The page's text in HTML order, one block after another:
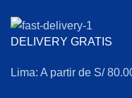
DELIVERY GRATIS
Lima: A partir de S/